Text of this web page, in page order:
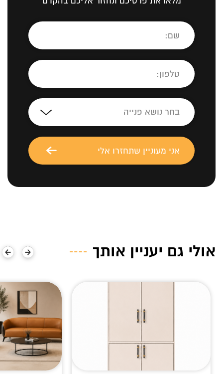
אולי גם יעניין אותך